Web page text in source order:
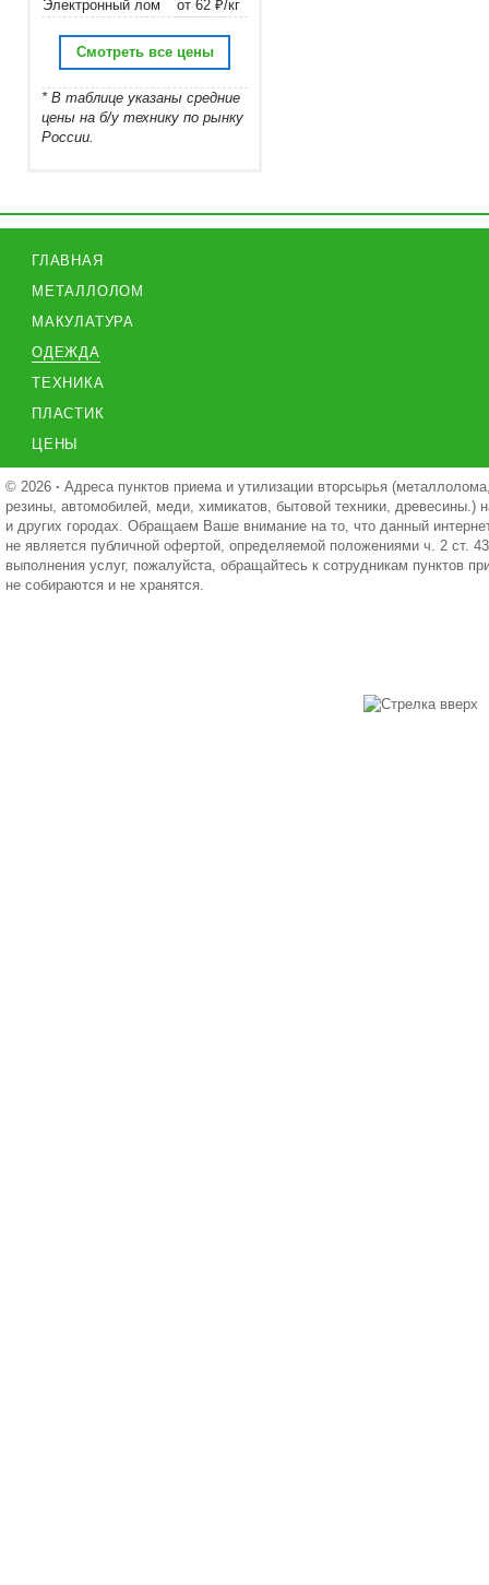
Электронный лом
от 62 ₽/кг
Смотреть все цены
* В таблице указаны средние
цены на б/у технику по рынку
России.
ГЛАВНАЯ
МЕТАЛЛОЛОМ
МАКУЛАТУРА
ОДЕЖДА
ТЕХНИКА
ПЛАСТИК
ЦЕНЫ
© 2026 · Адреса пунктов приема и утилизации вторсырья
резины, автомобилей, меди, химикатов, бытовой техники,
и других городах. Обращаем Ваше внимание на то, что данный
не является публичной офертой, определяемой положениями ч. 2 ст.
выполнения услуг, пожалуйста, обращайтесь к сотрудникам пунктов
не собираются и не хранятся.